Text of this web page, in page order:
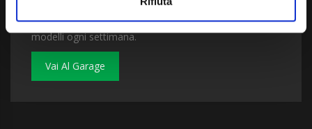
Dai un'occhiata al nostro garage. Troverai nuovi
modelli ogni settimana.
Vai Al Garage